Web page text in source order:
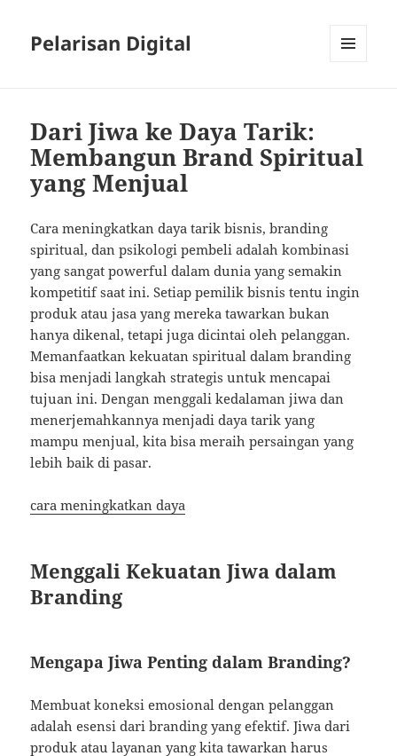
Pelarisan Digital
Dari Jiwa ke Daya Tarik:
Membangun Brand Spiritual
yang Menjual
Cara meningkatkan daya tarik bisnis, branding
spiritual, dan psikologi pembeli adalah kombinasi
yang sangat powerful dalam dunia yang semakin
kompetitif saat ini. Setiap pemilik bisnis tentu ingin
produk atau jasa yang mereka tawarkan bukan
hanya dikenal, tetapi juga dicintai oleh pelanggan.
Memanfaatkan kekuatan spiritual dalam branding
bisa menjadi langkah strategis untuk mencapai
tujuan ini. Dengan menggali kedalaman jiwa dan
menerjemahkannya menjadi daya tarik yang
mampu menjual, kita bisa meraih persaingan yang
lebih baik di pasar.
cara meningkatkan daya
Menggali Kekuatan Jiwa dalam
Branding
Mengapa Jiwa Penting dalam Branding?
Membuat koneksi emosional dengan pelanggan
adalah esensi dari branding yang efektif. Jiwa dari
produk atau layanan yang kita tawarkan harus